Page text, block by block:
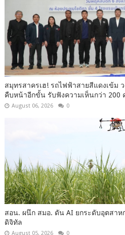
สมุทรสาครเฮ! รถไฟฟ้าสายสีแดงเข้ม
คืบหน้าอีกขั้น รับฟังความเห็นกว่า 200
August 06, 2026 0
สอน. ผนึก สมอ. ดัน AI ยกระดับอุตสา
ดิจิทัล
August 05, 2026 0